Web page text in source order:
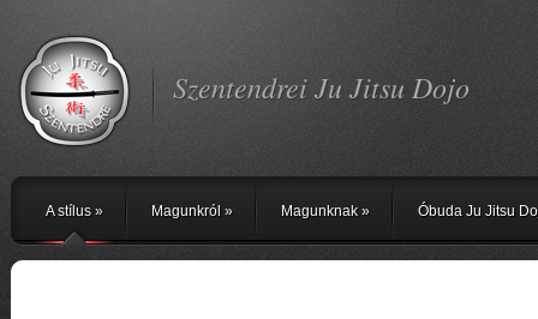
Szentendrei Ju Jitsu Dojo
A stílus» Magunkról » Magunknak» Óbuda Ju Jitsu